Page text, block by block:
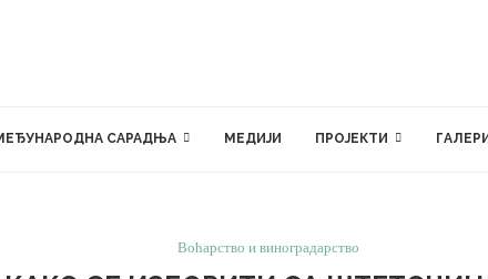
САРАДЊА МЕДИЈИ ПРОЈЕКТИ
Воћарство и виноградарство